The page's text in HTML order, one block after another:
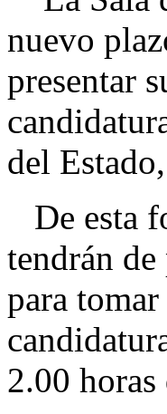
nuevo
presentar
del
De esta
tendrán
para
2.00 horas